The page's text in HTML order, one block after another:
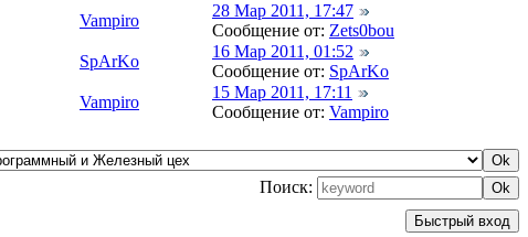
Vampiro
28 Мар 2011, 17:47
Сообщение от: Zets0bou
SpArKo
16 Мар 2011, 01:52
Сообщение от: SpArKo
Vampiro
15 Мар 2011, 17:11
Сообщение от: Vampiro
Поиск: